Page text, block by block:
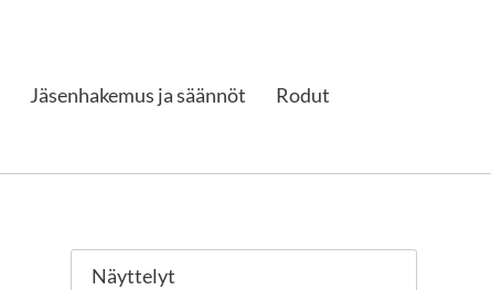
Jäsenhakemus ja säännöt Rodut
Näyttelyt